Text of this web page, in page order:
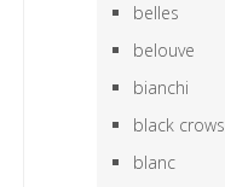
belles
belouve
bianchi
black crows
blanc